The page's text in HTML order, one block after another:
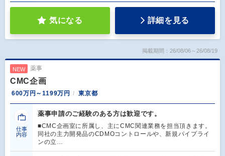
気になる 詳細を見る
掲載期間：26/08/06～26/08/19
NEW 薬事
CMC企画
600万円～1199万円 東京都
仕事
内容
薬事申請のご経験のある方は歓迎です。
■CMC企画室に所属し、主にCMC関連業務を担当頂きます。
同社の主力開発品のCDMOコントロールや、新規パイプライ
ンの立…